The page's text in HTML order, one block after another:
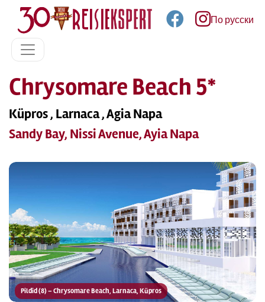
По русски
Chrysomare Beach 5*
Küpros , Larnaca , Agia Napa
Sandy Bay, Nissi Avenue, Ayia Napa
Pildid (8) – Chrysomare Beach, Larnaca, Küpros